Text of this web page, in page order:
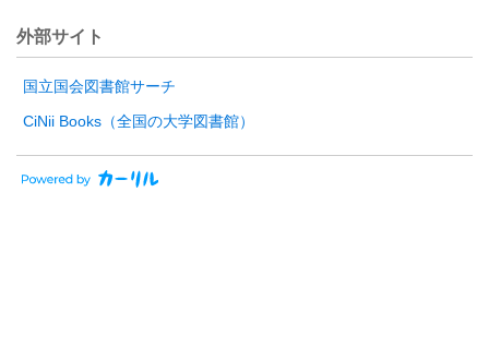
外部サイト
国立国会図書館サーチ
CiNii Books（全国の大学図書館）